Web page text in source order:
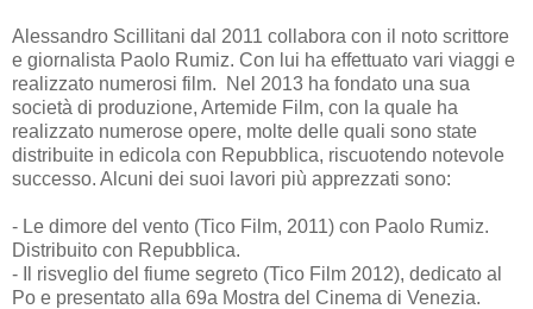
Alessandro Scillitani dal 2011 collabora con il noto scrittore
e giornalista Paolo Rumiz. Con lui ha effettuato vari viaggi e
realizzato numerosi film. Nel 2013 ha fondato una sua
società di produzione, Artemide Film, con la quale ha
realizzato numerose opere, molte delle quali sono state
distribuite in edicola con Repubblica, riscuotendo notevole
successo. Alcuni dei suoi lavori più apprezzati sono:
- Le dimore del vento (Tico Film, 2011) con Paolo Rumiz.
Distribuito con Repubblica.
- Il risveglio del fiume segreto (Tico Film 2012), dedicato al
Po e presentato alla 69a Mostra del Cinema di Venezia.